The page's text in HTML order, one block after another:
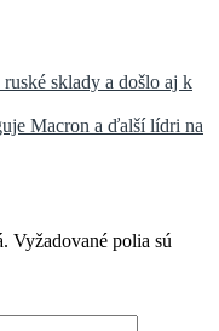
sklady a došlo aj k
Macron a ďalší lídri na
Vyžadované polia sú